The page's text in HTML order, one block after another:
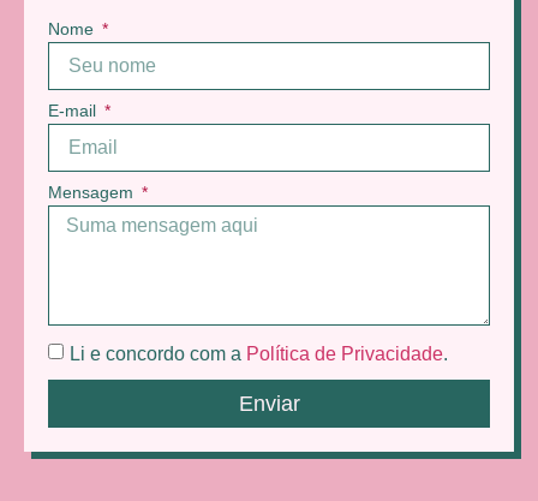
Nome
E-mail
Mensagem
Li e concordo com a Política de Privacidade.
Enviar